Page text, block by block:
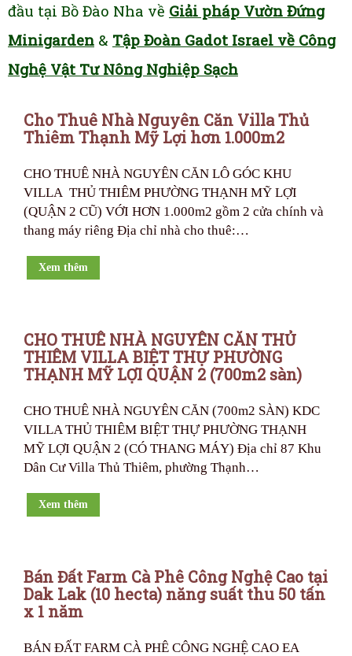
đầu tại Bồ Đào Nha về Giải pháp Vườn Đứng
Minigarden & Tập Đoàn Gadot Israel về Công
Nghệ Vật Tư Nông Nghiệp Sạch
Cho Thuê Nhà Nguyên Căn Villa Thủ
Thiêm Thạnh Mỹ Lợi hơn 1.000m2
CHO THUÊ NHÀ NGUYÊN CĂN LÔ GÓC KHU
VILLA THỦ THIÊM PHƯỜNG THẠNH MỸ LỢI
(QUẬN 2 CŨ) VỚI HƠN 1.000m2 gồm 2 cửa chính và
thang máy riêng Địa chỉ nhà cho thuê:…
Xem thêm
CHO THUÊ NHÀ NGUYÊN CĂN THỦ
THIÊM VILLA BIỆT THỰ PHƯỜNG
THẠNH MỸ LỢI QUẬN 2 (700m2 sàn)
CHO THUÊ NHÀ NGUYÊN CĂN (700m2 SÀN) KDC
VILLA THỦ THIÊM BIỆT THỰ PHƯỜNG THẠNH
MỸ LỢI QUẬN 2 (CÓ THANG MÁY) Địa chỉ 87 Khu
Dân Cư Villa Thủ Thiêm, phường Thạnh…
Xem thêm
Bán Đất Farm Cà Phê Công Nghệ Cao tại
Dak Lak (10 hecta) năng suất thu 50 tấn
x 1 năm
BÁN ĐẤT FARM CÀ PHÊ CÔNG NGHỆ CAO EA